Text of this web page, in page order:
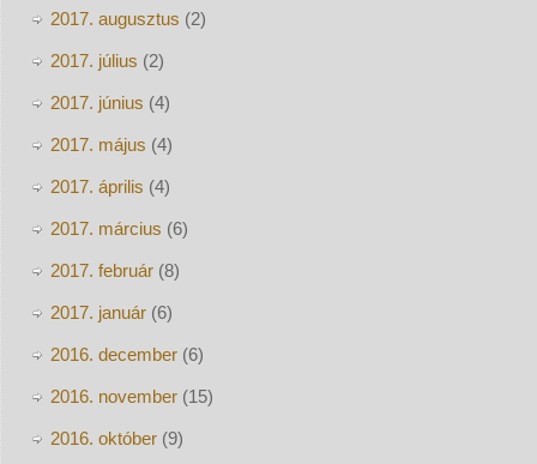
2017. augusztus (2)
2017. július (2)
2017. június (4)
2017. május (4)
2017. április (4)
2017. március (6)
2017. február(8)
2017. január(6)
2016. december(6)
2016. november(15)
2016. október(9)